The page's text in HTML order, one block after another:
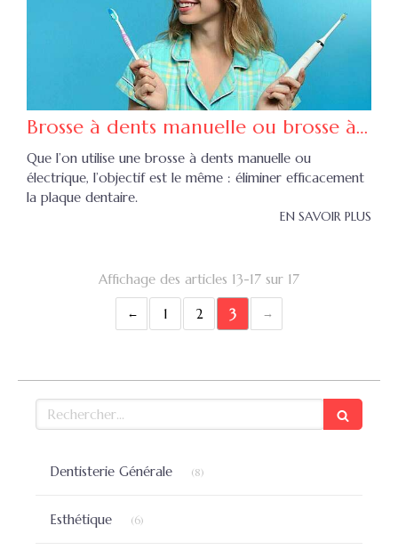
Brosse à dents manuelle ou brosse à dents électrique ?
Que l’on utilise une brosse à dents manuelle ou
électrique, l’objectif est le même : éliminer efficacement
la plaque dentaire.
EN SAVOIR PLUS
Affichage des articles 13-17 sur 17
1 2 3
Rechercher
Dentisterie Générale (8)
Esthétique (6)